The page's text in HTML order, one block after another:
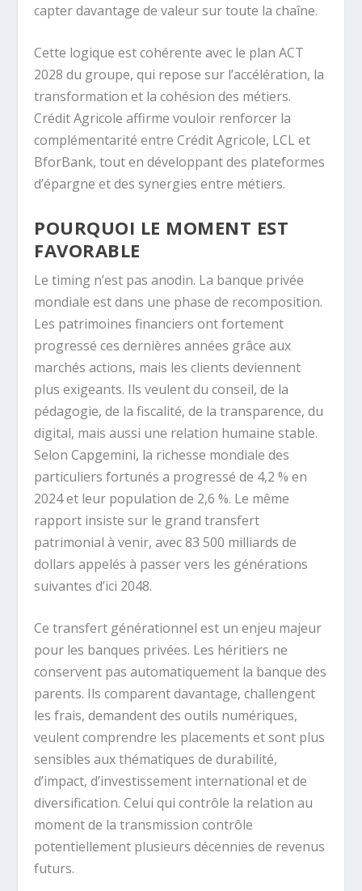
capter davantage de valeur sur toute la chaîne.
Cette logique est cohérente avec le plan ACT
2028 du groupe, qui repose sur l’accélération, la
transformation et la cohésion des métiers.
Crédit Agricole affirme vouloir renforcer la
complémentarité entre Crédit Agricole, LCL et
BforBank, tout en développant des plateformes
d’épargne et des synergies entre métiers.
POURQUOI LE MOMENT EST
FAVORABLE
Le timing n’est pas anodin. La banque privée
mondiale est dans une phase de recomposition.
Les patrimoines financiers ont fortement
progressé ces dernières années grâce aux
marchés actions, mais les clients deviennent
plus exigeants. Ils veulent du conseil, de la
pédagogie, de la fiscalité, de la transparence, du
digital, mais aussi une relation humaine stable.
Selon Capgemini, la richesse mondiale des
particuliers fortunés a progressé de 4,2 % en
2024 et leur population de 2,6 %. Le même
rapport insiste sur le grand transfert
patrimonial à venir, avec 83 500 milliards de
dollars appelés à passer vers les générations
suivantes d’ici 2048.
Ce transfert générationnel est un enjeu majeur
pour les banques privées. Les héritiers ne
conservent pas automatiquement la banque des
parents. Ils comparent davantage, challengent
les frais, demandent des outils numériques,
veulent comprendre les placements et sont plus
sensibles aux thématiques de durabilité,
d’impact, d’investissement international et de
diversification. Celui qui contrôle la relation au
moment de la transmission contrôle
potentiellement plusieurs décennies de revenus
futurs.